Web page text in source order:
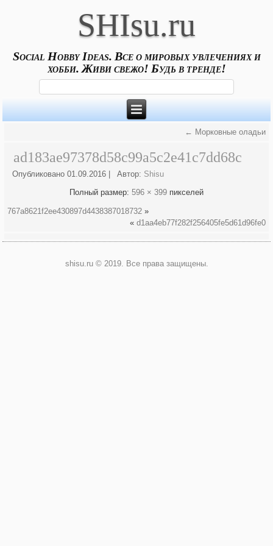
SHIsu.ru
Social Hobby Ideas. Все о мировых увлечениях и
хобби. Живи свежо! Будь в тренде!
← Морковные оладьи
ad183ae97378d58c99a5c2e41c7dd68c
Опубликовано 01.09.2016 Автор: Shisu
Полный размер: 596 × 399 пикселей
767a8621f2ee430897d4438387018732 »
« d1aa4eb77f282f256405fe5d61d96fe0
shisu.ru © 2019. Все права защищены.